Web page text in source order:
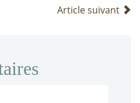
Article suivant